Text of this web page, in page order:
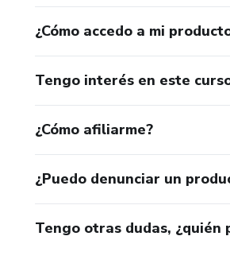
¿Cómo accedo a mi
Tengo interés en este
¿Cómo afiliarme?
¿Puedo denunciar un
Tengo otras dudas, ¿quién